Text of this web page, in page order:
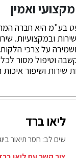
ואמין
בע"מ היא חברה
ובמקצועיות.
על צרכי
וטיפול מסור
שירות ושיפור
ליאו ברד
שים לב: חסר תיאור